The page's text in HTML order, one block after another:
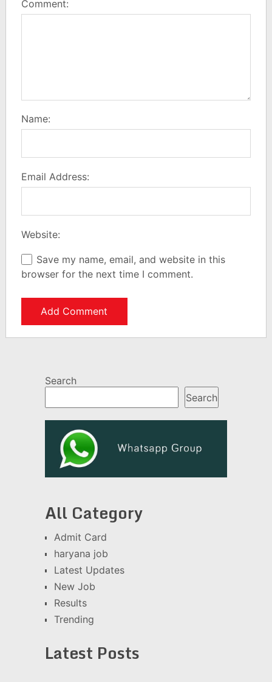
Comment:
Name:
Email Address:
Website:
Save my name, email, and website in this
browser for the next time I comment.
Search
Search
All Category
Admit Card
haryana job
Latest Updates
New Job
Results
Trending
Latest Posts